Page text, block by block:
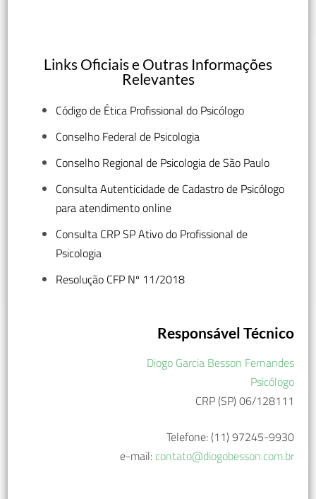
Links Oficiais e Outras Informações
Relevantes
Código de Ética Profissional do Psicólogo
Conselho Federal de Psicologia
Conselho Regional de Psicologia de São Paulo
Consulta Autenticidade de Cadastro de Psicólogo
para atendimento online
Consulta CRP SP Ativo do Profissional de
Psicologia
Resolução CFP Nº 11/2018
Responsável Técnico
Diogo Garcia Besson Fernandes
Psicólogo
CRP (SP) 06/128111
Telefone: (11) 97245-9930
e-mail: contato@diogobesson.com.br